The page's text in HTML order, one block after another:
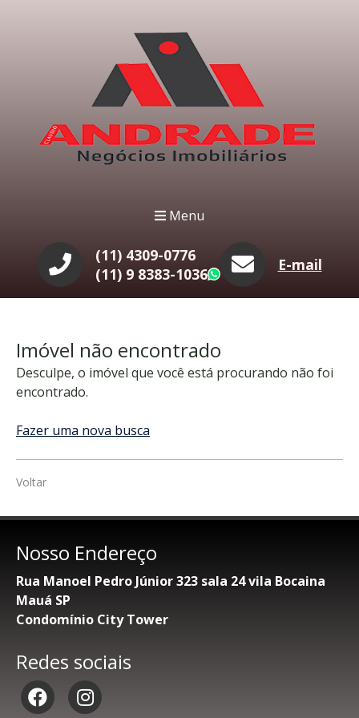
Menu
(11) 4309-0776
(11) 9 8383-1036
WhatsApp
E-mail
Imóvel não encontrado
Desculpe, o imóvel que você está procurando não foi
encontrado.
Fazer uma nova busca
Voltar
Nosso Endereço
Rua Manoel Pedro Júnior 323 sala 24 vila Bocaina
Mauá SP
Condomínio City Tower
Redes sociais